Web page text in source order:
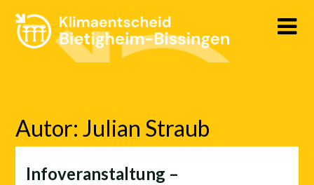
content
Autor:Julian Straub
Infoveranstaltung –